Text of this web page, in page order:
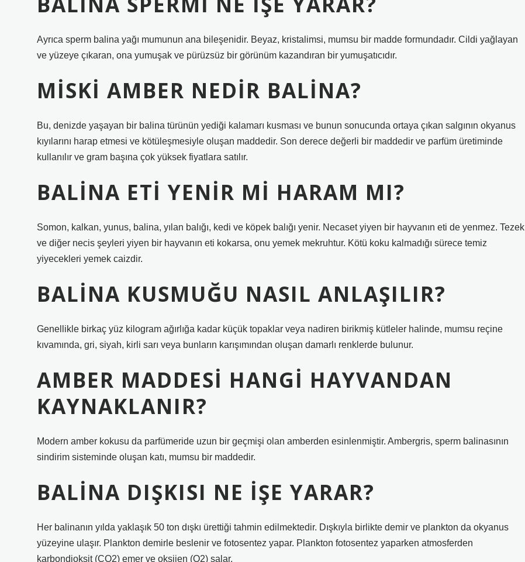
Ayrıca sperm balina yağı mumunun ana bileşenidir. Beyaz, kristalimsi, mumsu bir madde formundadır. Cildi yağlayan
ve yüzeye çıkaran, ona yumuşak ve pürüzsüz bir görünüm kazandıran bir yumuşatıcıdır.
MISKI AMBER NEDIR BALINA?
Bu, denizde yaşayan bir balina türünün yediği kalamarı kusması ve bunun sonucunda ortaya çıkan salgının okyanus
kıyılarını harap etmesi ve kötüleşmesiyle oluşan maddedir. Son derece değerli bir maddedir ve parfüm üretiminde
kullanılır ve gram başına çok yüksek fiyatlara satılır.
BALINA ETI YENIR MI HARAM MI?
Somon, kalkan, yunus, balina, yılan balığı, kedi ve köpek balığı yenir. Necaset yiyen bir hayvanın eti de yenmez. Tezek
ve diğer necis şeyleri yiyen bir hayvanın eti kokarsa, onu yemek mekruhtur. Kötü koku kalmadığı sürece temiz
yiyecekleri yemek caizdir.
BALINA KUSMUĞU NASIL ANLAŞILIR?
Genellikle birkaç yüz kilogram ağırlığa kadar küçük topaklar veya nadiren birikmiş kütleler halinde, mumsu reçine
kıvamında, gri, siyah, kirli sarı veya bunların karışımından oluşan damarlı renklerde bulunur.
AMBER MADDESI HANGI HAYVANDAN
KAYNAKLANIR?
Modern amber kokusu da parfümeride uzun bir geçmişi olan amberden esinlenmiştir. Ambergris, sperm balinasının
sindirim sisteminde oluşan katı, mumsu bir maddedir.
BALINA DIŞKISI NE IŞE YARAR?
Her balinanın yılda yaklaşık 50 ton dışkı ürettiği tahmin edilmektedir. Dışkıyla birlikte demir ve plankton da okyanus
yüzeyine ulaşır. Plankton demirle beslenir ve fotosentez yapar. Plankton fotosentez yaparken atmosferden
karbondioksit (CO2) emer ve oksijen (O2) salar.